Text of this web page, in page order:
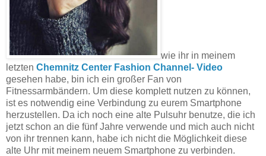
wie ihr in meinem
letzten Chemnitz Center Fashion Channel- Video
gesehen habe, bin ich ein großer Fan von
Fitnessarmbändern. Um diese komplett nutzen zu können,
ist es notwendig eine Verbindung zu eurem Smartphone
herzustellen. Da ich noch eine alte Pulsuhr benutze, die ich
jetzt schon an die fünf Jahre verwende und mich auch nicht
von ihr trennen kann, habe ich nicht die Möglichkeit diese
alte Uhr mit meinem neuem Smartphone zu verbinden.